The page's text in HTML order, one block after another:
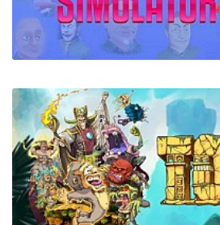
Call of Duty Infinite
Speaking